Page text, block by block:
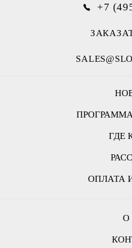
ГДЕ
ОПЛАТА
О
+7